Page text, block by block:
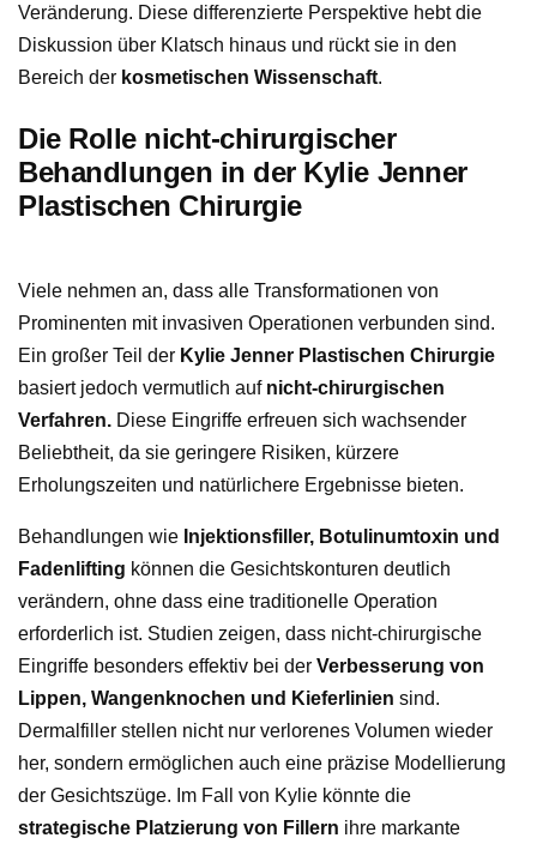
Veränderung. Diese differenzierte Perspektive hebt die
Diskussion über Klatsch hinaus und rückt sie in den
Bereich der kosmetischen Wissenschaft.
Die Rolle nicht-chirurgischer
Behandlungen in der Kylie Jenner
Plastischen Chirurgie
Viele nehmen an, dass alle Transformationen von
Prominenten mit invasiven Operationen verbunden sind.
Ein großer Teil der Kylie Jenner Plastischen Chirurgie
basiert jedoch vermutlich auf nicht-chirurgischen
Verfahren. Diese Eingriffe erfreuen sich wachsender
Beliebtheit, da sie geringere Risiken, kürzere
Erholungszeiten und natürlichere Ergebnisse bieten.
Behandlungen wie Injektionsfiller, Botulinumtoxin und
Fadenlifting können die Gesichtskonturen deutlich
verändern, ohne dass eine traditionelle Operation
erforderlich ist. Studien zeigen, dass nicht-chirurgische
Eingriffe besonders effektiv bei der Verbesserung von
Lippen, Wangenknochen und Kieferlinien sind.
Dermalfiller stellen nicht nur verlorenes Volumen wieder
her, sondern ermöglichen auch eine präzise Modellierung
der Gesichtszüge. Im Fall von Kylie könnte die
strategische Platzierung von Fillern ihre markante